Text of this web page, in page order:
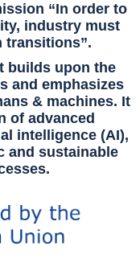
“In order to
industry must
transitions”.
builds upon the
and emphasizes
& machines. It
of advanced
intelligence (AI),
and sustainable